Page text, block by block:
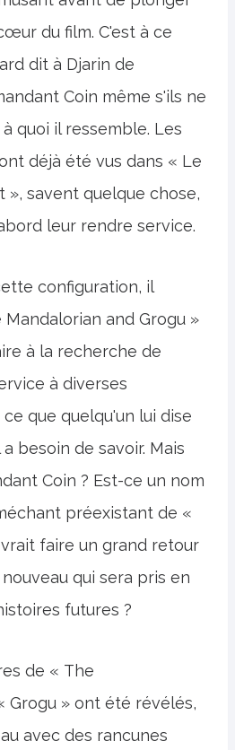
du film. C'est à ce
dit à Djarin de
Coin même s'ils ne
quoi il ressemble. Les
déjà été vus dans « Le
», savent quelque chose,
leur rendre service.
configuration, il
and Grogu »
à la recherche de
à diverses
que quelqu'un lui dise
besoin de savoir. Mais
Coin ? Est-ce un nom
préexistant de «
faire un grand retour
qui sera pris en
futures ?
de « The
Grogu » ont été révélés,
avec des rancunes